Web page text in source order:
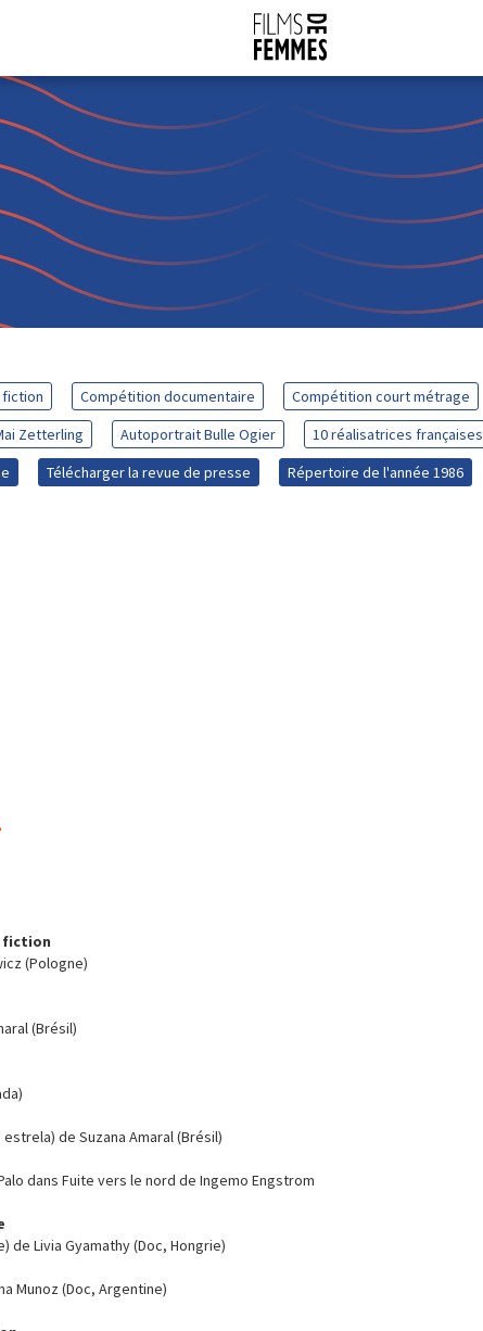
Compétition documentaire
Compétition court métrage
Zetterling Autoportrait Bulle Ogier
10 réalisatrices françaises
Télécharger la revue de presse Répertoire de l'année 1986
fiction
(Pologne)
(Brésil)
de Suzana Amaral (Brésil)
dans Fuite vers le nord de Ingemo Engstrom
de Livia Gyamathy (Doc, Hongrie)
Munoz (Doc, Argentine)